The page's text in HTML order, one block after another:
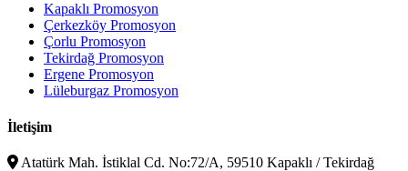
Kapaklı Promosyon
Çerkezköy Promosyon
Çorlu Promosyon
Tekirdağ Promosyon
Ergene Promosyon
Lüleburgaz Promosyon
İletişim
Atatürk Mah. İstiklal Cd. No:72/A, 59510 Kapaklı / Tekirdağ